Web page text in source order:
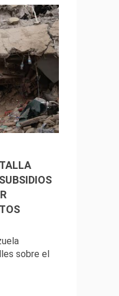
sobre el